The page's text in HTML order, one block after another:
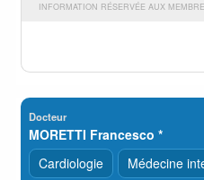
INFORMATION RÉSERVÉE AUX
Docteur
MORETTI Francesco *
Cardiologie
Médecine